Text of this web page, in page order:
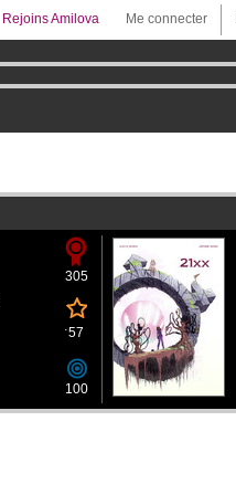
Me connecter
Rejoins Amilova
305
57
100